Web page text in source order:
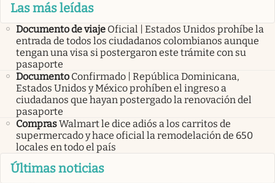
Las más leídas
Documento de viaje Oficial | Estados Unidos prohíbe la
entrada de todos los ciudadanos colombianos aunque
tengan una visa si postergaron este trámite con su
pasaporte
Documento Confirmado | República Dominicana,
Estados Unidos y México prohíben el ingreso a
ciudadanos que hayan postergado la renovación del
pasaporte
ComprasWalmart le dice adiós a los carritos de
supermercado y hace oficial la remodelación de 650
locales en todo el país
Últimas noticias